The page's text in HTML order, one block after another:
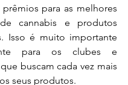
para as melhores
cannabis e produtos
Isso é muito importante
para os clubes e
buscam cada vez mais
seus produtos.